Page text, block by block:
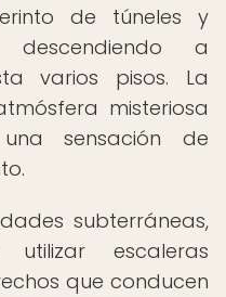
de túneles y
descendiendo a
varios pisos. La
misteriosa
sensación de
subterráneas,
escaleras
que conducen